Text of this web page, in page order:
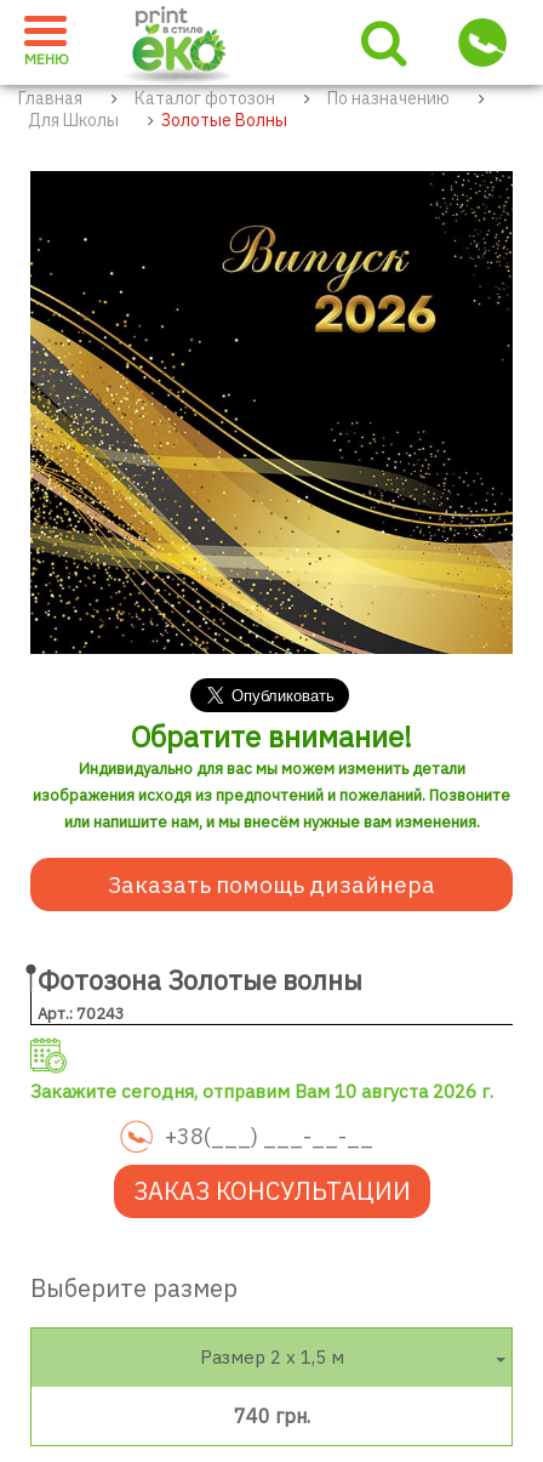
МЕНЮ
Главная Каталог фотозон
По назначению
Для Школы
Золотые Волны
Обратите внимание!
Индивидуально для вас мы можем изменить детали
изображения исходя из предпочтений и пожеланий. Позвоните
или напишите нам, и мы внесём нужные вам изменения.
Заказать помощь дизайнера
Фотозона Золотые волны
Арт.: 70243
Закажите сегодня, отправим Вам 10 августа 2026 г.
ЗАКАЗ КОНСУЛЬТАЦИИ
Выберите размер
Размер 2 х 1,5 м
740 грн.